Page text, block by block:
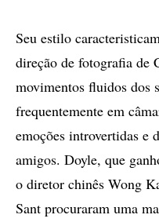
Seu estilo
direção de fotografia de
movimentos fluidos dos
frequentemente em
emoções introvertidas e
amigos. Doyle, que
o diretor chinês Wong
Sant procuraram uma